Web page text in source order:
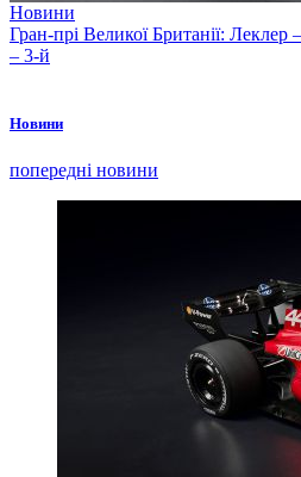
Новини
Гран-прі Великої Британії: Леклер
– 3-й
Новини
попередні новини